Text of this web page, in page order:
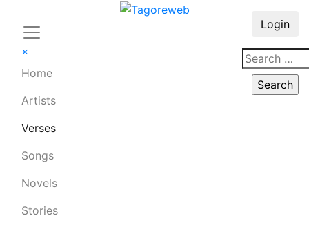
×
Home
Artists
Verses
Songs
Novels
Stories
Login